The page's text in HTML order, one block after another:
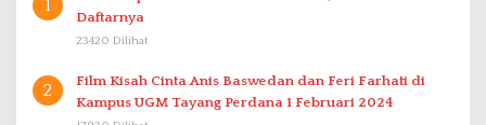
1
Daftarnya
23420 Dilihat
2
Film Kisah Cinta Anis Baswedan dan Feri Farhati di
Kampus UGM Tayang Perdana 1 Februari 2024